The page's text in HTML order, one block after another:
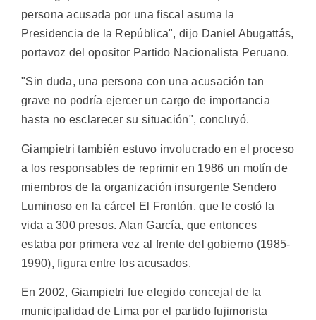
persona acusada por una fiscal asuma la
Presidencia de la República", dijo Daniel Abugattás,
portavoz del opositor Partido Nacionalista Peruano.
"Sin duda, una persona con una acusación tan
grave no podría ejercer un cargo de importancia
hasta no esclarecer su situación", concluyó.
Giampietri también estuvo involucrado en el proceso
a los responsables de reprimir en 1986 un motín de
miembros de la organización insurgente Sendero
Luminoso en la cárcel El Frontón, que le costó la
vida a 300 presos. Alan García, que entonces
estaba por primera vez al frente del gobierno (1985-
1990), figura entre los acusados.
En 2002, Giampietri fue elegido concejal de la
municipalidad de Lima por el partido fujimorista